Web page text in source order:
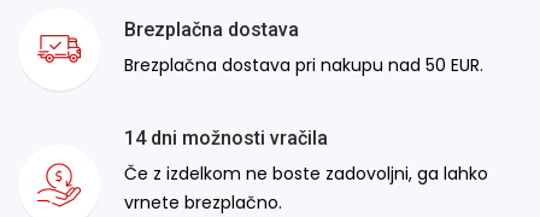
Brezplačna dostava
Brezplačna dostava pri nakupu nad 50 EUR.
14 dni možnosti vračila
Če z izdelkom ne boste zadovoljni, ga lahko
vrnete brezplačno.